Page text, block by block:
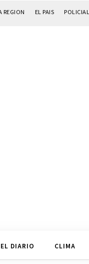
REGION EL PAIS
EL DIARIO CLIMA